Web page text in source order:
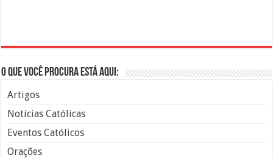
O que você procura está aqui:
Artigos
Notícias Católicas
Eventos Católicos
Orações